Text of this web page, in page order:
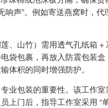
声”。例如寄送燕窝时，
、山竹）需用透气孔纸箱
袋包裹，再放入防震包装
体积的同时增强防护。
业包装的重要性。该工作
上门后，指导工作室采用 “